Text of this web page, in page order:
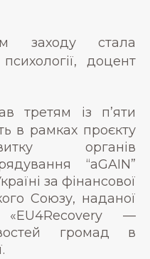
заходу стала
доцент
третям із пʼяти
в рамках проєкту
органів
“aGAIN”
за фінансової
Союзу, наданої
—
громад в